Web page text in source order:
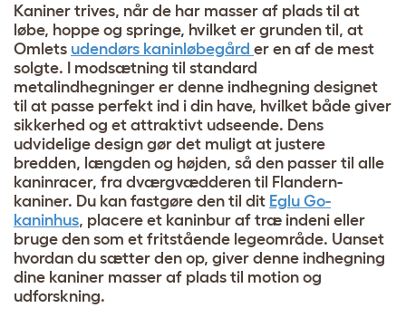
Kaniner trives, når de har masser af plads til at
løbe, hoppe og springe, hvilket er grunden til, at
Omlets udendørs kaninløbegård er en af de mest
solgte. I modsætning til standard
metalindhegninger er denne indhegning designet
til at passe perfekt ind i din have, hvilket både giver
sikkerhed og et attraktivt udseende. Dens
udvidelige design gør det muligt at justere
bredden, længden og højden, så den passer til alle
kaninracer, fra dværgvædderen til Flandern-
kaniner. Du kan fastgøre den til dit Eglu Go-
kaninhus, placere et kaninbur af træ indeni eller
bruge den som et fritstående legeområde. Uanset
hvordan du sætter den op, giver denne indhegning
dine kaniner masser af plads til motion og
udforskning.